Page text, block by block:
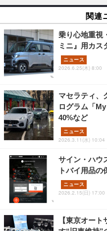
関連
乗り心地重視
ミニ』用カ
ニュース
2026.6.25(木) 8:00
マセラティ、
ログラム「
40%など
ニュース
2026.3.11(水) 10:04
サイン・ハウ
トバイ用品の
ニュース
2026.2.15(日) 17:00
【東京オー